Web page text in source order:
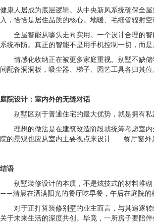
健康人居成为底层逻辑。从中央新风系统确保全
入，恰恰是居住品质的核心。地暖、毛细管辐射
全屋智能从噱头走向实用。一个设计合理的
系统布防。真正的智能不是用手机控制一切，而是
情感化收纳正在被更多家庭重视。别墅不缺
间配备洞洞板，吸尘器、梯子、园艺工具各归其
庭院设计：室内外的无缝对话
别墅区别于普通住宅的最大优势，就是拥有
理想的做法是在建筑改造阶段就统筹考虑室
院的景观也应从室内主要视点来设计——餐厅窗外
结语
别墅装修设计的本质，不是炫技式的材料堆
——清晨在洒满阳光的餐厅吃早餐，午后在庭院的
对于正打算装修别墅的业主而言，与其追逐
关于未来生活的深度共创。毕竟，一所房子要陪